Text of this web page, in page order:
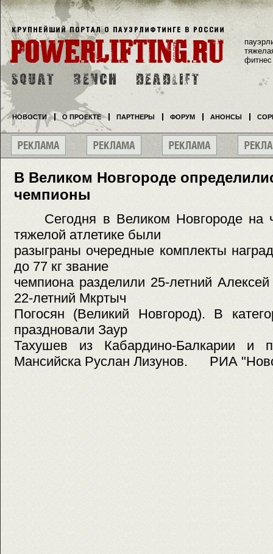
В Великом Новгороде
чемпионы
Сегодня в Великом Новгороде на
тяжелой атлетике были
разыграны очередные комплекты
до 77 кг звание
чемпиона разделили 25-летний
22-летний Мкртыч
Погосян (Великий Новгород). В
праздновали Заур
Тахушев из Кабардино-Балкарии и
Мансийска Руслан Лизунов. РИА
фитнес
НОВОСТИ О ПРОЕКТЕ ПАРТНЕРЫ ФОРУМ АНОНСЫ